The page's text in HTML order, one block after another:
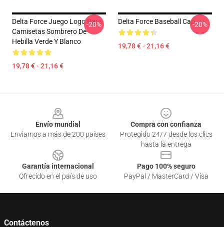
Delta Force Juego Logo Para
Camisetas Sombrero De
Hebilla Verde Y Blanco
19,78 € - 21,16 €
-20% Delta Force Baseball Cap
19,78 € - 21,16 €
-20%
Envío mundial
Enviamos a más de 200 países
Compra con confianza
Protegido 24/7 desde los clics
hasta la entrega
Garantía internacional
Ofrecido en el país de uso
Pago 100% seguro
PayPal / MasterCard / Visa
Contáctenos